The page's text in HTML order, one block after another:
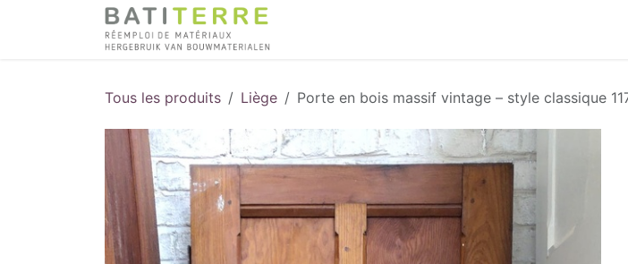
Se rendre au contenu
Tous les produits Liège Porte en bois massif vintage – style classique